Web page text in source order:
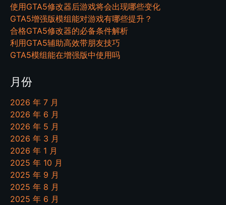
使用GTA5修改器后游戏将会出现哪些变化
GTA5增强版模组能对游戏有哪些提升？
合格GTA5修改器的必备条件解析
利用GTA5辅助高效带朋友技巧
GTA5模组能在增强版中使用吗
月份
2026 年 7 月
2026 年 6 月
2026 年 5 月
2026 年 3 月
2026 年 1 月
2025 年 10 月
2025 年 9 月
2025 年 8 月
2025 年 6 月